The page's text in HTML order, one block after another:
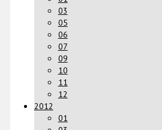
03
05
06
07
09
10
11
12
2012
01